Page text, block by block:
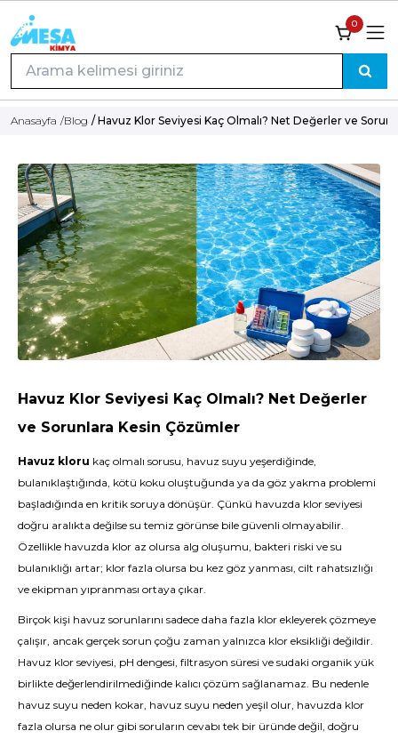
0
Anasayfa /Blog / Havuz Klor Seviyesi Kaç Olmalı? Net Değerler ve
Havuz Klor Seviyesi Kaç Olmalı? Net Değerler
ve Sorunlara Kesin Çözümler
Havuz kloru kaç olmalı sorusu, havuz suyu yeşerdiğinde,
bulanıklaştığında, kötü koku oluştuğunda ya da göz yakma problemi
başladığında en kritik soruya dönüşür. Çünkü havuzda klor seviyesi
doğru aralıkta değilse su temiz görünse bile güvenli olmayabilir.
Özellikle havuzda klor az olursa alg oluşumu, bakteri riski ve su
bulanıklığı artar; klor fazla olursa bu kez göz yanması, cilt rahatsızlığı
ve ekipman yıpranması ortaya çıkar.
Birçok kişi havuz sorunlarını sadece daha fazla klor ekleyerek çözmeye
çalışır, ancak gerçek sorun çoğu zaman yalnızca klor eksikliği değildir.
Havuz klor seviyesi, pH dengesi, filtrasyon süresi ve sudaki organik yük
birlikte değerlendirilmediğinde kalıcı çözüm sağlanamaz. Bu nedenle
havuz suyu neden kokar, havuz suyu neden yeşil olur, havuzda klor
fazla olursa ne olur gibi soruların cevabı tek bir üründe değil, doğru